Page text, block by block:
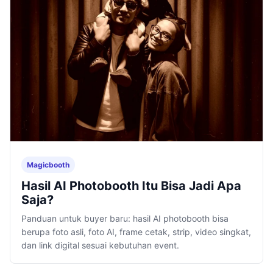
Magicbooth
Hasil AI Photobooth Itu Bisa Jadi Apa
Saja?
Panduan untuk buyer baru: hasil AI photobooth bisa
berupa foto asli, foto AI, frame cetak, strip, video singkat,
dan link digital sesuai kebutuhan event.